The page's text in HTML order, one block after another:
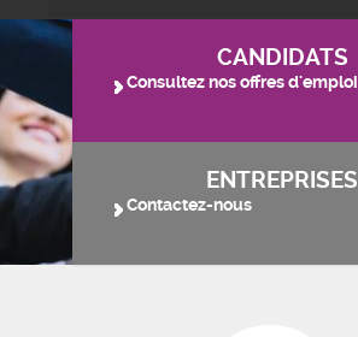
CANDIDATS
Consultez nos offres d'emploi
ENTREPRISES
Contactez-nous